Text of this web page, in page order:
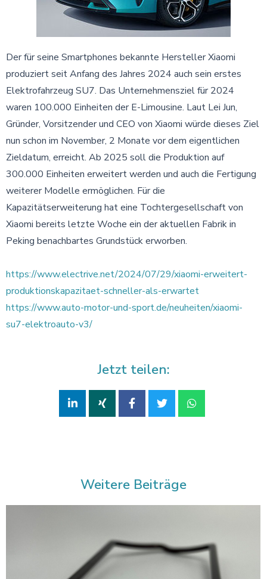
Der für seine Smartphones bekannte Hersteller Xiaomi
produziert seit Anfang des Jahres 2024 auch sein erstes
Elektrofahrzeug SU7. Das Unternehmensziel für 2024
waren 100.000 Einheiten der E-Limousine. Laut Lei Jun,
Gründer, Vorsitzender und CEO von Xiaomi würde dieses Ziel
nun schon im November, 2 Monate vor dem eigentlichen
Zieldatum, erreicht. Ab 2025 soll die Produktion auf
300.000 Einheiten erweitert werden und auch die Fertigung
weiterer Modelle ermöglichen. Für die
Kapazitätserweiterung hat eine Tochtergesellschaft von
Xiaomi bereits letzte Woche ein der aktuellen Fabrik in
Peking benachbartes Grundstück erworben.
https://www.electrive.net/2024/07/29/xiaomi-erweitert-
produktionskapazitaet-schneller-als-erwartet
https://www.auto-motor-und-sport.de/neuheiten/xiaomi-
su7-elektroauto-v3/
Jetzt teilen:
Weitere Beiträge